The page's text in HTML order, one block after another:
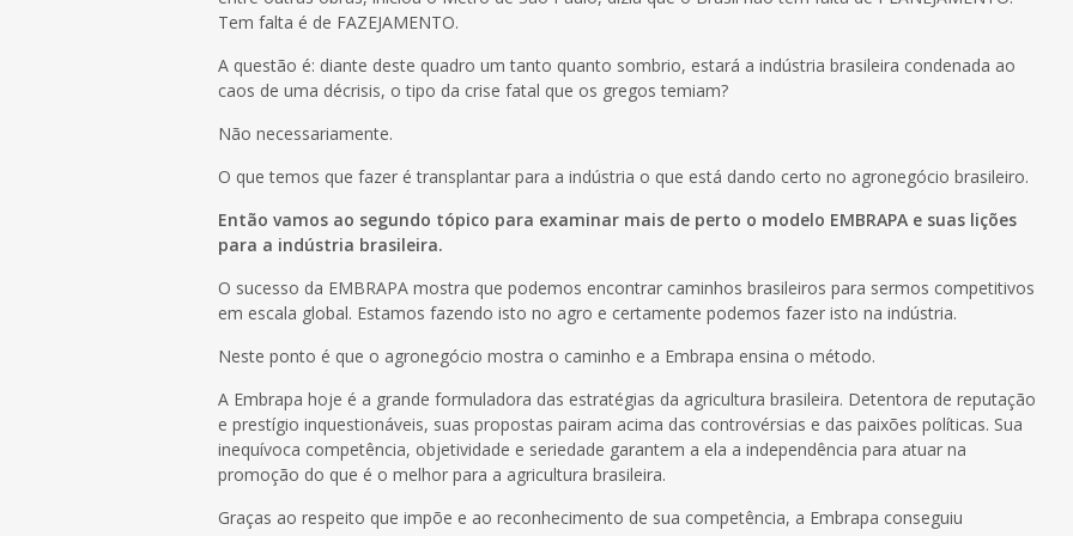
Tem falta é de FAZEJAMENTO.
A questão é: diante deste quadro um tanto quanto sombrio, estará a indústria brasileira condenada ao
caos de uma décrisis, o tipo da crise fatal que os gregos temiam?
Não necessariamente.
O que temos que fazer é transplantar para a indústria o que está dando certo no agronegócio brasileiro.
Então vamos ao segundo tópico para examinar mais de perto o modelo EMBRAPA e suas lições
para a indústria brasileira.
O sucesso da EMBRAPA mostra que podemos encontrar caminhos brasileiros para sermos competitivos
em escala global. Estamos fazendo isto no agro e certamente podemos fazer isto na indústria.
Neste ponto é que o agronegócio mostra o caminho e a Embrapa ensina o método.
A Embrapa hoje é a grande formuladora das estratégias da agricultura brasileira. Detentora de reputação
e prestígio inquestionáveis, suas propostas pairam acima das controvérsias e das paixões políticas. Sua
inequívoca competência, objetividade e seriedade garantem a ela a independência para atuar na
promoção do que é o melhor para a agricultura brasileira.
Graças ao respeito que impõe e ao reconhecimento de sua competência, a Embrapa conseguiu